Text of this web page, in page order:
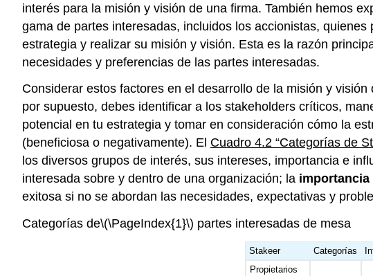
interés para la misión y visión de una firma. También hemos
gama de partes interesadas, incluidos los accionistas,
estrategia y realizar su misión y visión. Esta es la razón
necesidades y preferencias de las partes interesadas.
Considerar estos factores en el desarrollo de la misión y
por supuesto, debes identificar a los stakeholders críticos,
potencial en tu estrategia y tomar en consideración cómo la
(beneficiosa o negativamente). El Cuadro 4.2 “Categorías de
los diversos grupos de interés, sus intereses, importancia e
interesada sobre y dentro de una organización; la importancia
exitosa si no se abordan las necesidades, expectativas y
Categorías de\(\PageIndex{1}\) partes interesadas de mesa
Stakeer Categorías
Propietarios